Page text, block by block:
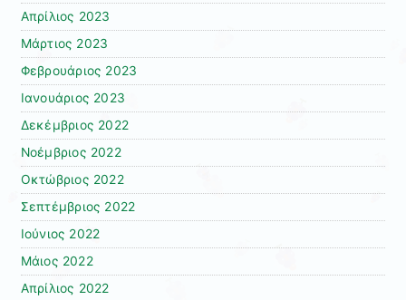
Απρίλιος 2023
Μάρτιος 2023
Φεβρουάριος 2023
Ιανουάριος 2023
Δεκέμβριος 2022
Νοέμβριος 2022
Οκτώβριος 2022
Σεπτέμβριος 2022
Ιούνιος 2022
Μάιος 2022
Απρίλιος 2022